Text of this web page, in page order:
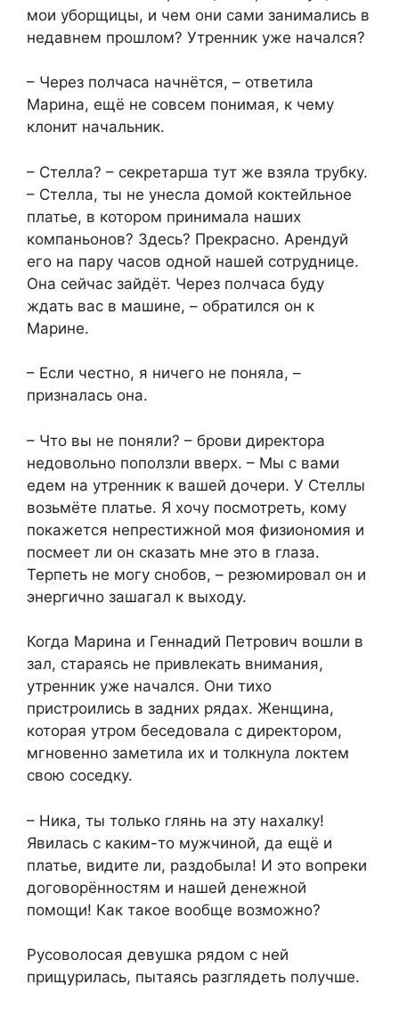
мои уборщицы, и чем они сами занимались в
недавнем прошлом? Утренник уже начался?
– Через полчаса начнётся, – ответила
Марина, ещё не совсем понимая, к чему
клонит начальник.
– Стелла? – секретарша тут же взяла трубку.
– Стелла, ты не унесла домой коктейльное
платье, в котором принимала наших
компаньонов? Здесь? Прекрасно. Арендуй
его на пару часов одной нашей сотруднице.
Она сейчас зайдёт. Через полчаса буду
ждать вас в машине, – обратился он к
Марине.
– Если честно, я ничего не поняла, –
призналась она.
– Что вы не поняли? – брови директора
недовольно поползли вверх. – Мы с вами
едем на утренник к вашей дочери. У Стеллы
возьмёте платье. Я хочу посмотреть, кому
покажется непрестижной моя физиономия и
посмеет ли он сказать мне это в глаза.
Терпеть не могу снобов, – резюмировал он и
энергично зашагал к выходу.
Когда Марина и Геннадий Петрович вошли в
зал, стараясь не привлекать внимания,
утренник уже начался. Они тихо
пристроились в задних рядах. Женщина,
которая утром беседовала с директором,
мгновенно заметила их и толкнула локтем
свою соседку.
– Ника, ты только глянь на эту нахалку!
Явилась с каким-то мужчиной, да ещё и
платье, видите ли, раздобыла! И это вопреки
договорённостям и нашей денежной
помощи! Как такое вообще возможно?
Русоволосая девушка рядом с ней
прищурилась, пытаясь разглядеть получше.